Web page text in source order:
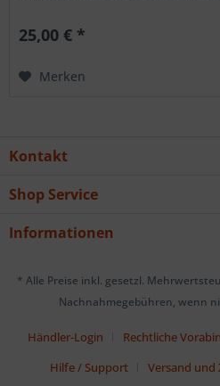
bäuerliche lettische Leben. Er
25,00 € *
Merken
Kontakt
Shop Service
Informationen
* Alle Preise inkl. gesetzl.
Nachnahmegebühren, wenn
Händler-Login Rechtliche
Hilfe / Support
Versand und